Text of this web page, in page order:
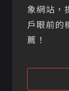
象網站，
戶眼前的
薦！